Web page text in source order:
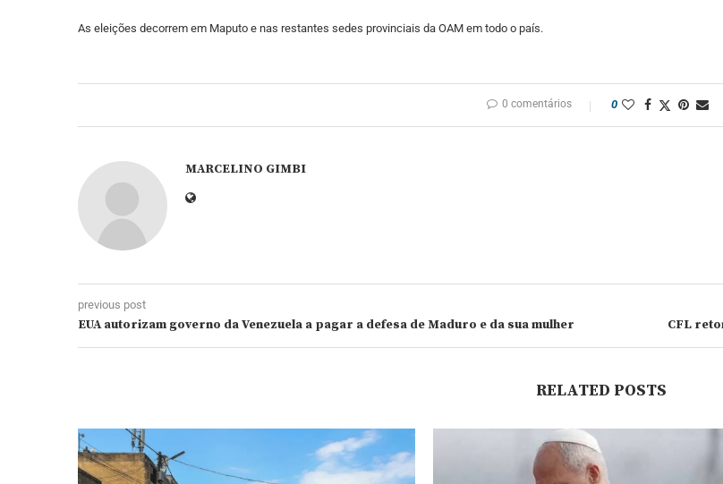
As eleições decorrem em Maputo e nas restantes sedes provinciais da OAM em todo o país.
0 comentários 0
MARCELINO GIMBI
previous post
EUA autorizam governo da Venezuela a pagar a defesa de Maduro e da sua mulher CFL
RELATED POSTS